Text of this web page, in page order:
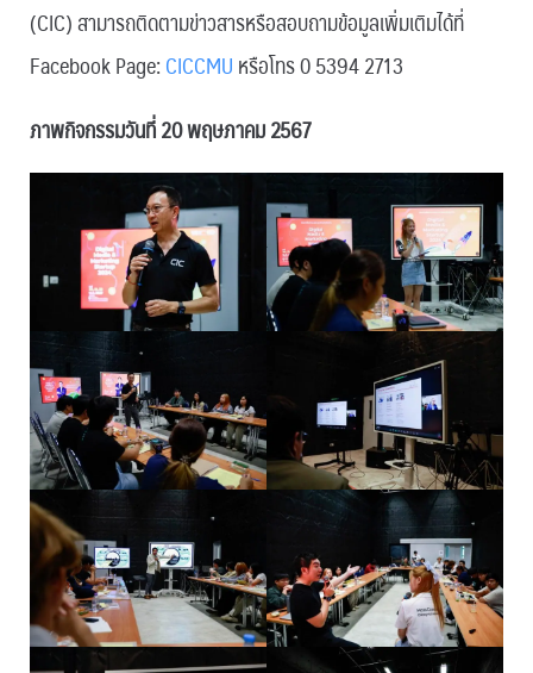
(CIC) สามารถติดตามข่าวสารหรือสอบถามข้อมูลเพิ่มเติมได้ที่
Facebook Page:CICCMUหรือโทร 0 5394 2713
ภาพกิจกรรมวันที่ 20 พฤษภาคม 2567